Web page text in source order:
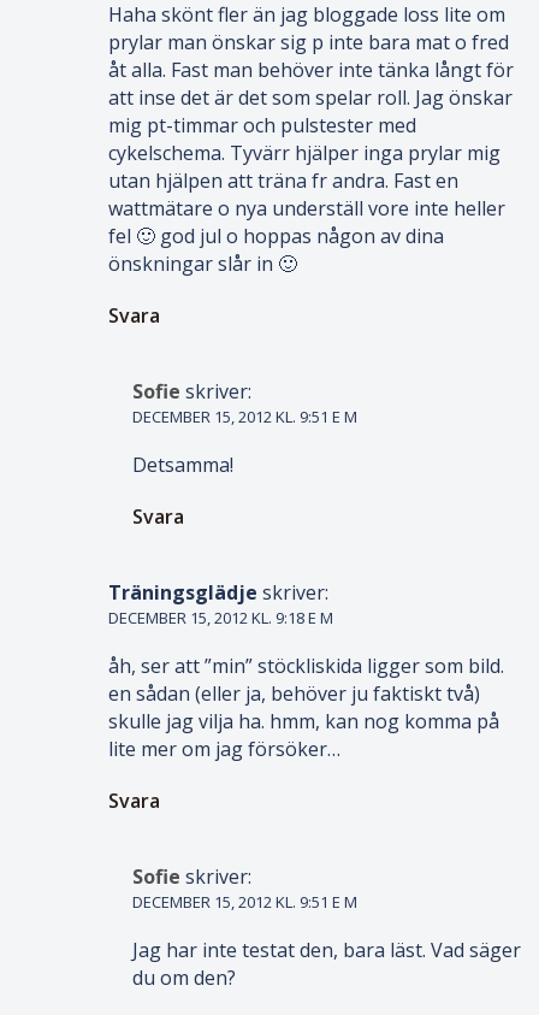
Haha skönt fler än jag bloggade loss lite om
prylar man önskar sig p inte bara mat o fred
åt alla. Fast man behöver inte tänka långt för
att inse det är det som spelar roll. Jag önskar
mig pt-timmar och pulstester med
cykelschema. Tyvärr hjälper inga prylar mig
utan hjälpen att träna fr andra. Fast en
wattmätare o nya underställ vore inte heller
fel 🙂 god jul o hoppas någon av dina
önskningar slår in 🙂
Svara
Sofie skriver:
DECEMBER 15, 2012 KL. 9:51 E M
Detsamma!
Svara
Träningsglädje skriver:
DECEMBER 15, 2012 KL. 9:18 E M
åh, ser att ”min” stöckliskida ligger som bild.
en sådan (eller ja, behöver ju faktiskt två)
skulle jag vilja ha. hmm, kan nog komma på
lite mer om jag försöker…
Svara
Sofie skriver:
DECEMBER 15, 2012 KL. 9:51 E M
Jag har inte testat den, bara läst. Vad säger
du om den?